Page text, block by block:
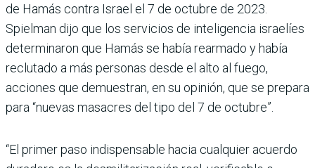
de Hamás contra Israel el 7 de octubre de 2023.
Spielman dijo que los servicios de inteligencia israelíes
determinaron que Hamás se había rearmado y había
reclutado a más personas desde el alto al fuego,
acciones que demuestran, en su opinión, que se prepara
para “nuevas masacres del tipo del 7 de octubre”.
“El primer paso indispensable hacia cualquier acuerdo